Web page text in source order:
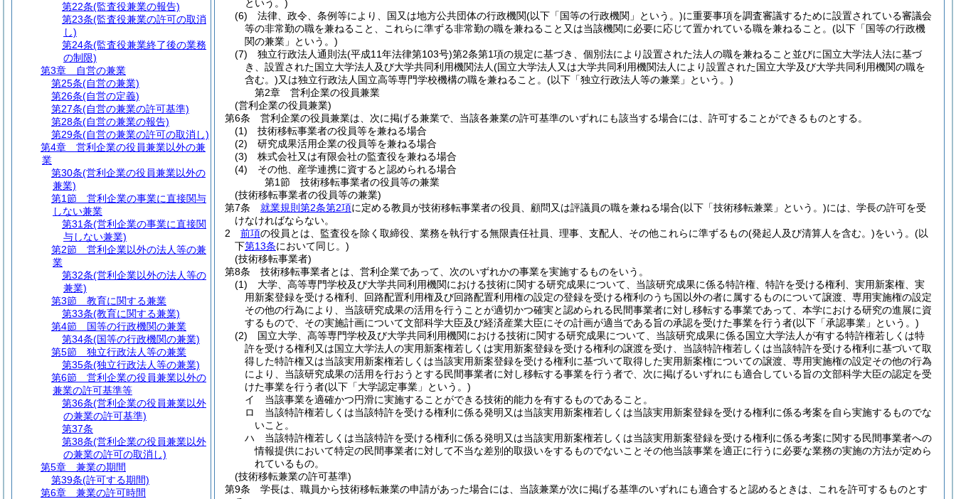
という。)
(6)
法律、政令、条例等により、国又は地方公共団体の行政機関(以下「国等の行政機関」という。)に重要事項を調査審議するために設置されている審議会
等の非常勤の職を兼ねること、これらに準ずる非常勤の職を兼ねること又は当該機関に必要に応じて置かれている職を兼ねること。 (以下「国等の行政機
関の兼業」という。)
(7)
独立行政法人通則法(平成11年法律第103号)第2条第1項の規定に基づき、個別法により設置された法人の職を兼ねること並びに国立大学法人法に基づ
き、設置された国立大学法人及び大学共同利用機関法人(国立大学法人又は大学共同利用機関法人により設置された国立大学及び大学共同利用機関の職を
含む。)又は独立行政法人国立高等専門学校機構の職を兼ねること。 (以下「独立行政法人等の兼業」という。)
第2章
営利企業の役員兼業
(営利企業の役員兼業)
第6条
営利企業の役員兼業は、次に掲げる兼業で、当該各兼業の許可基準のいずれにも該当する場合には、許可することができるものとする。
(1)
技術移転事業者の役員等を兼ねる場合
(2)
研究成果活用企業の役員等を兼ねる場合
(3)
株式会社又は有限会社の監査役を兼ねる場合
(4)
その他、産学連携に資すると認められる場合
第1節
技術移転事業者の役員等の兼業
(技術移転事業者の役員等の兼業)
第7条
就業規則第2条第2項に定める教員が技術移転事業者の役員、顧問又は評議員の職を兼ねる場合(以下「技術移転兼業」という。)には、学長の許可を受
けなければならない。
2
前項の役員とは、監査役を除く取締役、業務を執行する無限責任社員、理事、支配人、その他これらに準ずるもの(発起人及び清算人を含む。)をいう。 (以
下第13条において同じ。)
(技術移転事業者)
第8条
技術移転事業者とは、営利企業であって、次のいずれかの事業を実施するものをいう。
(1)
大学、高等専門学校及び大学共同利用機関における技術に関する研究成果について、当該研究成果に係る特許権、特許を受ける権利、実用新案権、実
用新案登録を受ける権利、回路配置利用権及び回路配置利用権の設定の登録を受ける権利のうち国以外の者に属するものについて譲渡、専用実施権の設定
その他の行為により、当該研究成果の活用を行うことが適切かつ確実と認められる民間事業者に対し移転する事業であって、本学における研究の進展に資
するもので、その実施計画について文部科学大臣及び経済産業大臣にその計画が適当である旨の承認を受けた事業を行う者(以下「承認事業」という。)
(2)
国立大学、高等専門学校及び大学共同利用機関における技術に関する研究成果について、当該研究成果に係る国立大学法人が有する特許権若しくは特
許を受ける権利又は国立大学法人の実用新案権若しくは実用新案登録を受ける権利の譲渡を受け、当該特許権若しくは当該特許を受ける権利に基づいて取
得した特許権又は当該実用新案権若しくは当該実用新案登録を受ける権利に基づいて取得した実用新案権についての譲渡、専用実施権の設定その他の行為
により、当該研究成果の活用を行おうとする民間事業者に対し移転する事業を行う者で、次に掲げるいずれにも適合している旨の文部科学大臣の認定を受
けた事業を行う者(以下「大学認定事業」という。)
イ
当該事業を適確かつ円滑に実施することができる技術的能力を有するものであること。
ロ
当該特許権若しくは当該特許を受ける権利に係る発明又は当該実用新案権若しくは当該実用新案登録を受ける権利に係る考案を自ら実施するものでな
いこと。
ハ
当該特許権若しくは当該特許を受ける権利に係る発明又は当該実用新案権若しくは当該実用新案登録を受ける権利に係る考案に関する民間事業者への
情報提供において特定の民間事業者に対して不当な差別的取扱いをするものでないことその他当該事業を適正に行うに必要な業務の実施の方法が定めら
れているもの。
(技術移転兼業の許可基準)
第9条
学長は、職員から技術移転兼業の申請があった場合には、当該兼業が次に掲げる基準のいずれにも適合すると認めるときは、これを許可するものとす
第22条(監査役兼業の報告)
第23条(監査役兼業の許可の取消
し)
第24条(監査役兼業終了後の業務
の制限)
第3章
自営の兼業
第25条(自営の兼業)
第26条(自営の定義)
第27条(自営の兼業の許可基準)
第28条(自営の兼業の報告)
第29条(自営の兼業の許可の取消し)
第4章
営利企業の役員兼業以外の兼
業
第30条(営利企業の役員兼業以外の
兼業)
第1節
営利企業の事業に直接関与
しない兼業
第31条(営利企業の事業に直接関
与しない兼業)
第2節
営利企業以外の法人等の兼
業
第32条(営利企業以外の法人等の
兼業)
第3節
教育に関する兼業
第33条(教育に関する兼業)
第4節
国等の行政機関の兼業
第34条(国等の行政機関の兼業)
第5節
独立行政法人等の兼業
第35条(独立行政法人等の兼業)
第6節
営利企業の役員兼業以外の
兼業の許可基準等
第36条(営利企業の役員兼業以外
の兼業の許可基準)
第37条
第38条(営利企業の役員兼業以外
の兼業の許可の取消し)
第5章
兼業の期間
第39条(許可する期間)
第6章
兼業の許可時間